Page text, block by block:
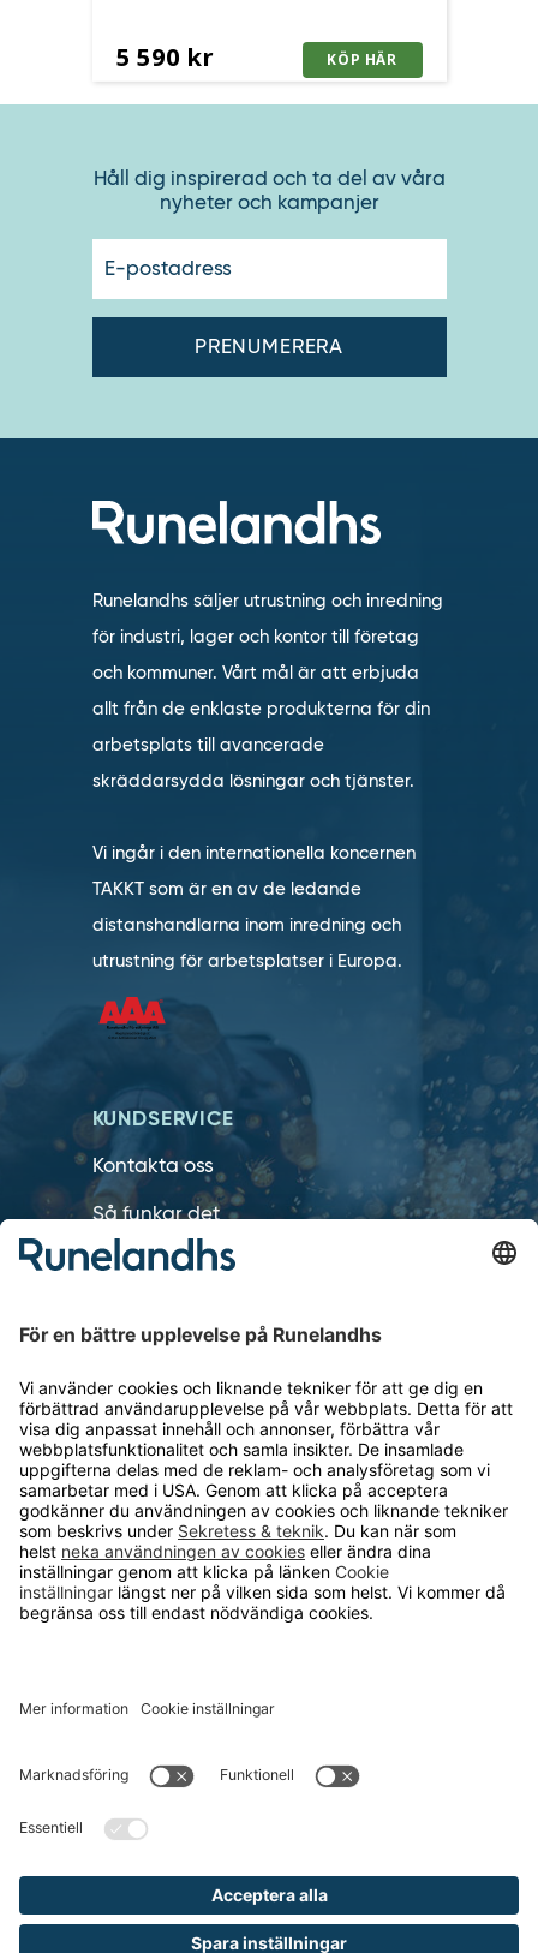
5 590 kr
Håll dig inspirerad och ta del av våra
nyheter och kampanjer
Runelandhs säljer utrustning och inredning
för industri, lager och kontor till företag
och kommuner. Vårt mål är att erbjuda
allt från de enklaste produkterna för din
arbetsplats till avancerade
skräddarsydda lösningar och tjänster.
Vi ingår i den internationella koncernen
TAKKT som är en av de ledande
distanshandlarna inom inredning och
utrustning för arbetsplatser i Europa.
KUNDSERVICE
Kontakta oss
Så funkar det
Försäljningsvillkor
Cookie inställningar
OM RUNELANDHS
Om Runelandhs
Köpvillkor
Läsvärt
0480-15940